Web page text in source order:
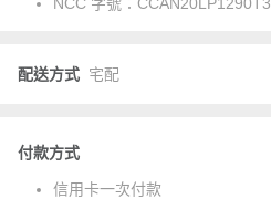
配送方式 宅配
付款方式
信用卡一次付款